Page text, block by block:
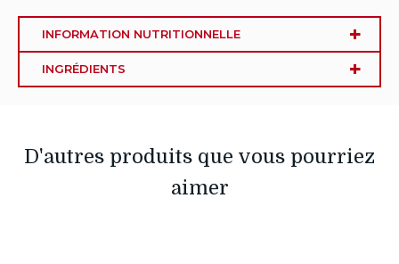
INFORMATION NUTRITIONNELLE
INGRÉDIENTS
D'autres produits que vous pourriez
aimer